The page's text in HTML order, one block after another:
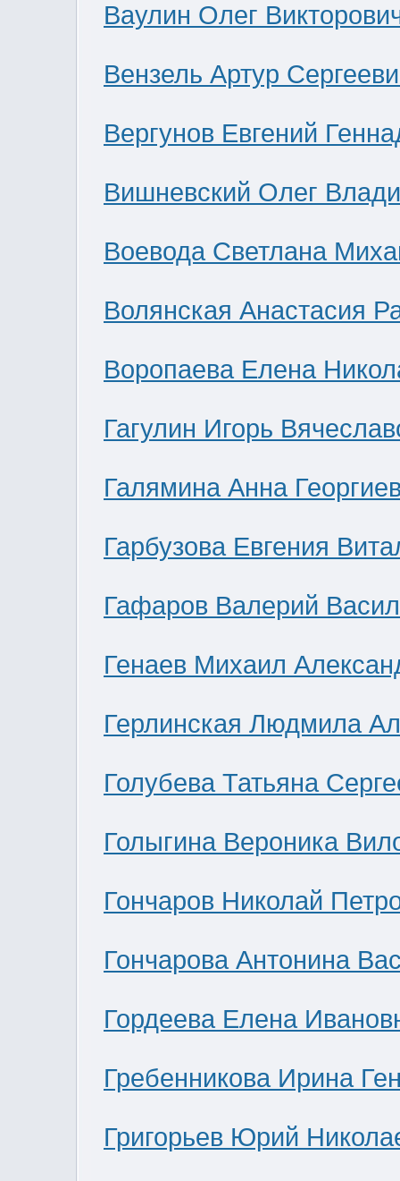
Ваулин Олег
Вензель Артур
Вергунов Евгений
Вишневский Олег
Воевода Светлана
Волянская Анастасия
Воропаева Елена
Гагулин Игорь
Галямина Анна
Гарбузова Евгения
Гафаров Валерий
Генаев Михаил
Герлинская Людмила
Голубева Татьяна
Голыгина Вероника
Гончаров Николай
Гончарова Антонина
Гордеева Елена
Гребенникова Ирина
Григорьев Юрий